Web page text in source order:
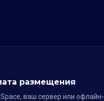
размещения
ваш сервер или офлайн-